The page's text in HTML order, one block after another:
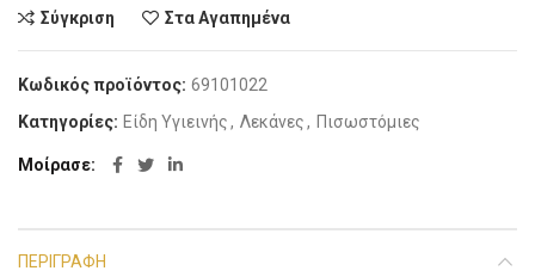
Σύγκριση Στα Αγαπημένα
Κωδικός προϊόντος: 69101022
Κατηγορίες: Είδη Υγιεινής, Λεκάνες, Πισωστόμιες
Μοίρασε
ΠΕΡΙΓΡΑΦΉ